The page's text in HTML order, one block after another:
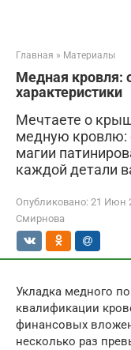
Главная » Материалы
Медная кровля:
характеристики
Мечтаете о
медную кровлю:
магии
каждой детали
Опубликовано: 21 Июн
Смирнова
Укладка медного
квалификации
финансовых
несколько раз